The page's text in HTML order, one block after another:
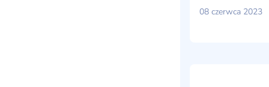
08 czerwca 2023